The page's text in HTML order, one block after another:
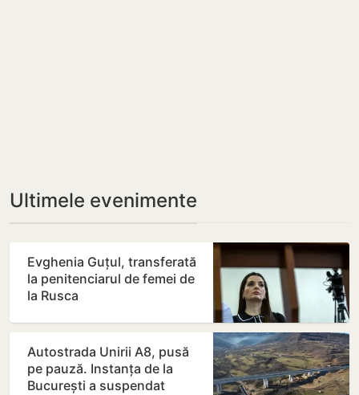
Ultimele evenimente
Evghenia Guțul, transferată
la penitenciarul de femei de
la Rusca
Autostrada Unirii A8, pusă
pe pauză. Instanța de la
București a suspendat